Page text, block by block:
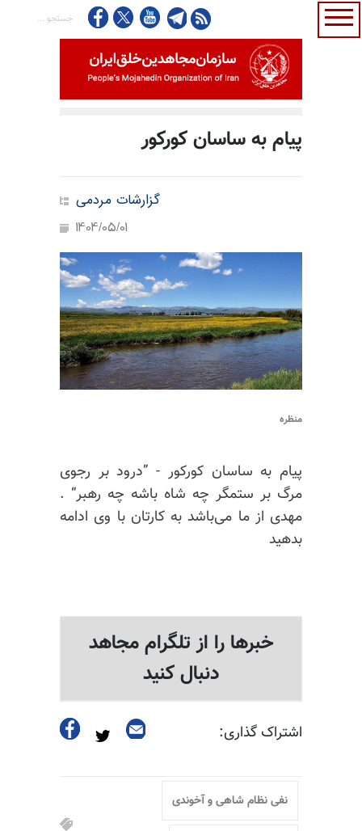
پیام به ساسان کورکور
گزارشات مردمی
1404/05/01
منظره
پیام به ساسان کورکور - ”درود بر رجوی
مرگ بر ستمگر چه شاه باشه چه رهبر“ .
مهدی از ما می‌باشد به کارتان با وی ادامه
بدهید
خبرها را از تلگرام مجاهد
دنبال کنید
اشتراک گذاری:
نفی نظام شاهی و آخوندی